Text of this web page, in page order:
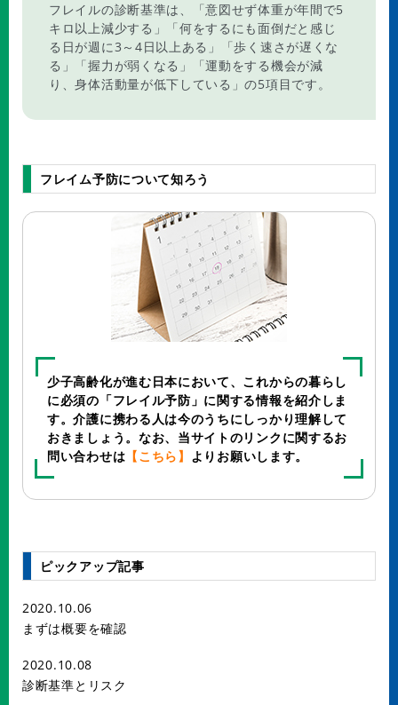
フレイルの診断基準は、「意図せず体重が年間で5
キロ以上減少する」「何をするにも面倒だと感じ
る日が週に3～4日以上ある」「歩く速さが遅くな
る」「握力が弱くなる」「運動をする機会が減
り、身体活動量が低下している」の5項目です。
フレイム予防について知ろう
少子高齢化が進む日本において、これからの暮らし
に必須の「フレイル予防」に関する情報を紹介しま
す。介護に携わる人は今のうちにしっかり理解して
おきましょう。なお、当サイトのリンクに関するお
問い合わせは 【こちら】 よりお願いします。
ピックアップ記事
2020.10.06
まずは概要を確認
2020.10.08
診断基準とリスク